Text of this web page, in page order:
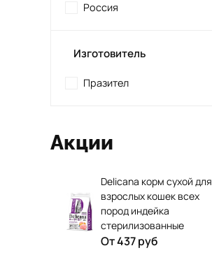
Россия
Изготовитель
Празител
Акции
Delicana корм сухой для
взрослых кошек всех
пород индейка
стерилизованные
От437 руб